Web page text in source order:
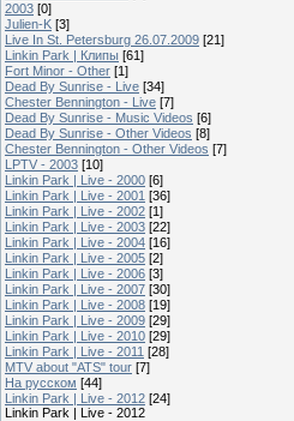
2003 [0]
Julien-K [3]
Live In St. Petersburg 26.07.2009 [21]
Linkin Park | Клипы [61]
Fort Minor - Other [1]
Dead By Sunrise - Live [34]
Chester Bennington - Live [7]
Dead By Sunrise - Music Videos [6]
Dead By Sunrise - Other Videos [8]
Chester Bennington - Other Videos [7]
LPTV - 2003 [10]
Linkin Park | Live - 2000 [6]
Linkin Park | Live - 2001 [36]
Linkin Park | Live - 2002 [1]
Linkin Park | Live - 2003 [22]
Linkin Park | Live - 2004 [16]
Linkin Park | Live - 2005 [2]
Linkin Park | Live - 2006 [3]
Linkin Park | Live - 2007 [30]
Linkin Park | Live - 2008 [19]
Linkin Park | Live - 2009 [29]
Linkin Park | Live - 2010 [29]
Linkin Park | Live - 2011 [28]
MTV about "ATS" tour [7]
На русском [44]
Linkin Park | Live - 2012 [24]
Linkin Park | Live - 2012